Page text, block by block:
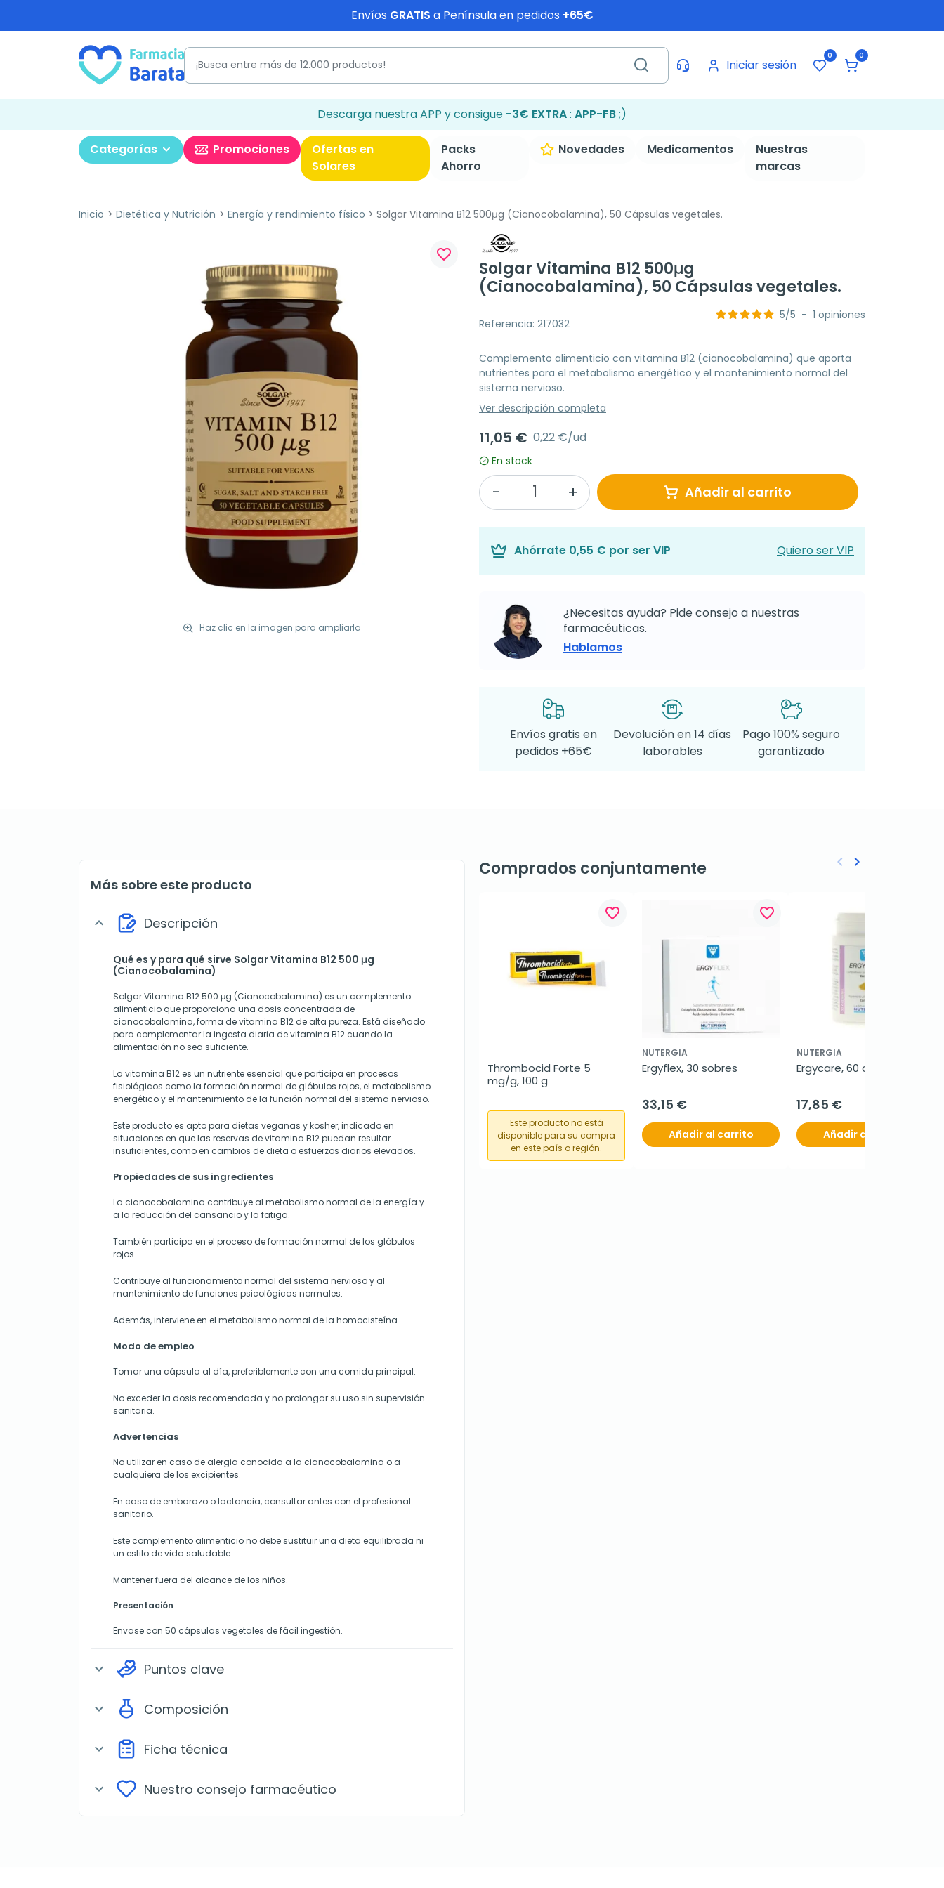
Envíos GRATIS a Península en pedidos +65€
Iniciar sesión
0 0
Descarga nuestra APP y consigue -3€ EXTRA: APP-FB;)
Categorías Promociones
Ofertas en
Solares
Packs
Ahorro
Novedades Medicamentos
Nuestras
marcas
Inicio Dietética y Nutrición Energía y rendimiento físico Solgar Vitamina B12 500μg (Cianocobalamina), 50 Cápsulas vegetales.
Haz clic en la imagen para ampliarla
favorite_border
Solgar Vitamina B12 500μg
(Cianocobalamina), 50 Cápsulas vegetales.
Referencia: 217032
5/5 - 1 opiniones
Complemento alimenticio con vitamina B12 (cianocobalamina) que aporta
nutrientes para el metabolismo energético y el mantenimiento normal del
sistema nervioso.
Ver descripción completa
11,05 € 0,22 €/ud
En stock
Añadir al carrito
Ahórrate 0,55 € por ser VIP Quiero ser VIP
¿Necesitas ayuda? Pide consejo a nuestras
farmacéuticas.
Hablamos
Envíos gratis en
pedidos +65€
Devolución en 14 días
laborables
Pago 100% seguro
garantizado
Más sobre este producto
expand_more Descripción
Qué es y para qué sirve Solgar Vitamina B12 500 μg
(Cianocobalamina)
Solgar Vitamina B12 500 μg (Cianocobalamina) es un complemento
alimenticio que proporciona una dosis concentrada de
cianocobalamina, forma de vitamina B12 de alta pureza. Está diseñado
para complementar la ingesta diaria de vitamina B12 cuando la
alimentación no sea suficiente.
La vitamina B12 es un nutriente esencial que participa en procesos
fisiológicos como la formación normal de glóbulos rojos, el metabolismo
energético y el mantenimiento de la función normal del sistema nervioso.
Este producto es apto para dietas veganas y kosher, indicado en
situaciones en que las reservas de vitamina B12 puedan resultar
insuficientes, como en cambios de dieta o esfuerzos diarios elevados.
Propiedades de sus ingredientes
La cianocobalamina contribuye al metabolismo normal de la energía y
a la reducción del cansancio y la fatiga.
También participa en el proceso de formación normal de los glóbulos
rojos.
Contribuye al funcionamiento normal del sistema nervioso y al
mantenimiento de funciones psicológicas normales.
Además, interviene en el metabolismo normal de la homocisteína.
Modo de empleo
Tomar una cápsula al día, preferiblemente con una comida principal.
No exceder la dosis recomendada y no prolongar su uso sin supervisión
sanitaria.
Advertencias
No utilizar en caso de alergia conocida a la cianocobalamina o a
cualquiera de los excipientes.
En caso de embarazo o lactancia, consultar antes con el profesional
sanitario.
Este complemento alimenticio no debe sustituir una dieta equilibrada ni
un estilo de vida saludable.
Mantener fuera del alcance de los niños.
Presentación
Envase con 50 cápsulas vegetales de fácil ingestión.
expand_more Puntos clave
expand_more Composición
expand_more Ficha técnica
expand_more Nuestro consejo farmacéutico
Comprados conjuntamente
favorite_border
Thrombocid Forte 5
mg/g, 100 g
Este producto no está
disponible para su compra
en este país o región.
favorite_border
NUTERGIA
Ergyflex, 30 sobres
33,15 €
Añadir al carrito
NUTERGIA
Ergycare, 60 cápsulas
17,85 €
Añadir al carrito
Anterior
keyboard_arrow_left Siguiente
keyboard_arrow_right